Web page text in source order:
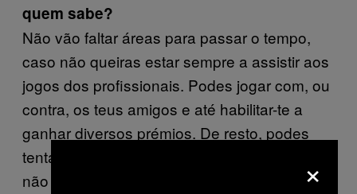
quem sabe?
Não vão faltar áreas para passar o tempo,
caso não queiras estar sempre a assistir aos
jogos dos profissionais. Podes jogar com, ou
contra, os teus amigos e até habilitar-te a
ganhar diversos prémios. De resto, podes
tentar dar umas dicas aos jogadores, sim,
não prometo é que eles te darão ouvidos.×